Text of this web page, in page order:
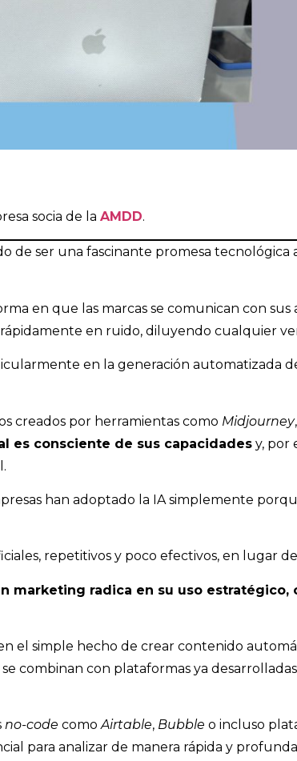
socia de la AMDD.
de ser una fascinante promesa
en que las marcas se comunican con
en ruido, diluyendo cualquier
en la generación automatizada
creados por herramientas como Midjourney,
es consciente de sus capacidades y, por
han adoptado la IA simplemente
repetitivos y poco efectivos, en lugar
marketing radica en su uso estratégico,
el simple hecho de crear contenido
combinan con plataformas ya
no-code comoAirtable, Bubble o incluso
para analizar de manera rápida y